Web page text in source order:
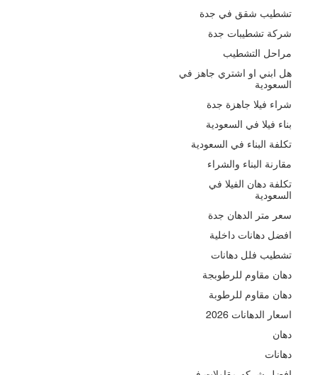
تشطيب شقق في جدة
شركة تشطيبات جدة
مراحل التشطيب
هل ابني او اشتري جاهز في
السعودية
شراء فيلا جاهزة جدة
بناء فيلا في السعودية
تكلفة البناء في السعودية
مقارنة البناء والشراء
تكلفة دهان الفيلا في
السعودية
سعر متر الدهان جدة
افضل دهانات داخلية
تشطيب فلل دهانات
دهان مقاوم للرطوبجة
دهان مقاوم للرطوبة
اسعار الدهانات 2026
دهان
دهانات